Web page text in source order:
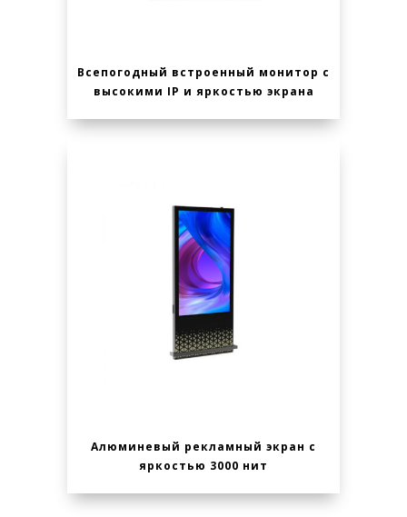
Всепогодный встроенный монитор с
высокими IP и яркостью экрана
Алюминевый рекламный экран с
яркостью 3000 нит